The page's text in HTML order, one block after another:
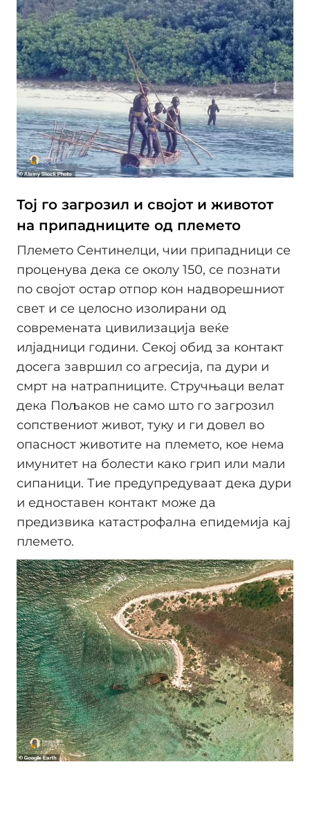
Тој го загрозил и својот и животот
на припадниците од племето
Племето Сентинелци, чии припадници се
проценува дека се околу 150, се познати
по својот остар отпор кон надворешниот
свет и се целосно изолирани од
современата цивилизација веќе
илјадници години. Секој обид за контакт
досега завршил со агресија, па дури и
смрт на натрапниците. Стручњаци велат
дека Пoљаков не само што го загрозил
сопствениот живот, туку и ги довел во
опасност животите на племето, кое нема
имунитет на болести како грип или мали
сипаници. Тие предупредуваат дека дури
и едноставен контакт може да
предизвика катастрофална епидемија кај
племето.